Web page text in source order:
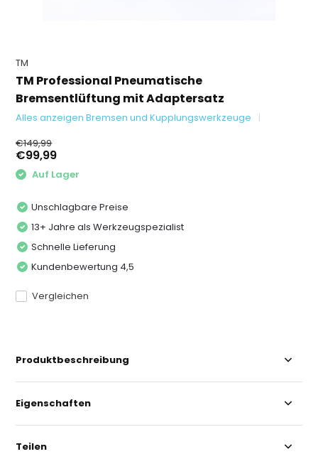
TM
TM Professional Pneumatische
Bremsentlüftung mit Adaptersatz
Alles anzeigen Bremsen und Kupplungswerkzeuge
€149,99
€99,99
Auf Lager
Unschlagbare Preise
13+ Jahre als Werkzeugspezialist
Schnelle Lieferung
Kundenbewertung 4,5
Vergleichen
Produktbeschreibung
Eigenschaften
Teilen